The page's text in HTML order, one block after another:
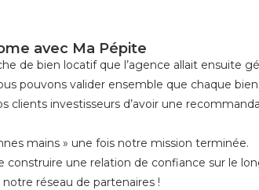
avec Ma Pépite
de bien locatif que l’agence allait ensuite
pouvons valider ensemble que chaque
clients investisseurs d’avoir une
mains » une fois notre mission terminée.
construire une relation de confiance sur le
réseau de partenaires !